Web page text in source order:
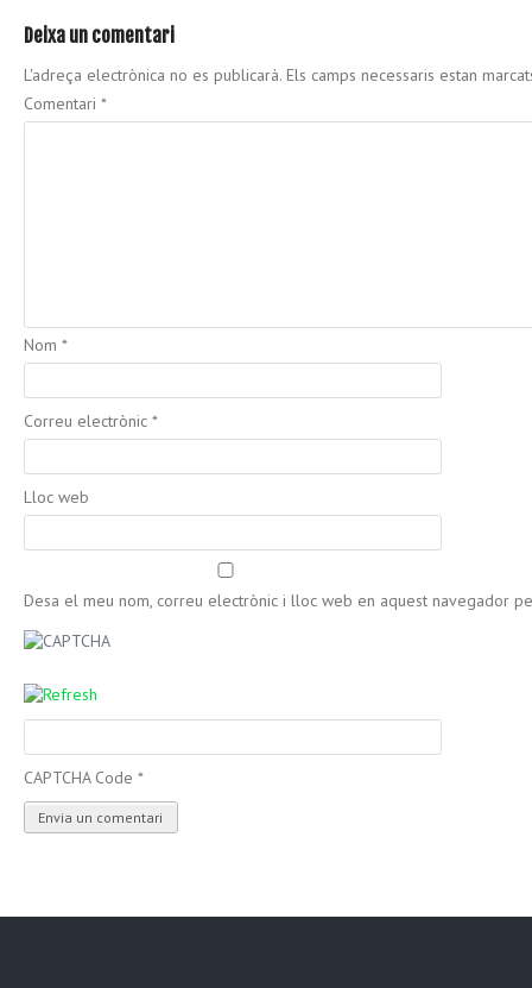
Deixa un comentari
L'adreça electrònica no es publicarà. Els camps necessaris estan
Comentari *
Nom *
Correu electrònic *
Lloc web
Desa el meu nom, correu electrònic i lloc web en aquest navegador
CAPTCHA Code *